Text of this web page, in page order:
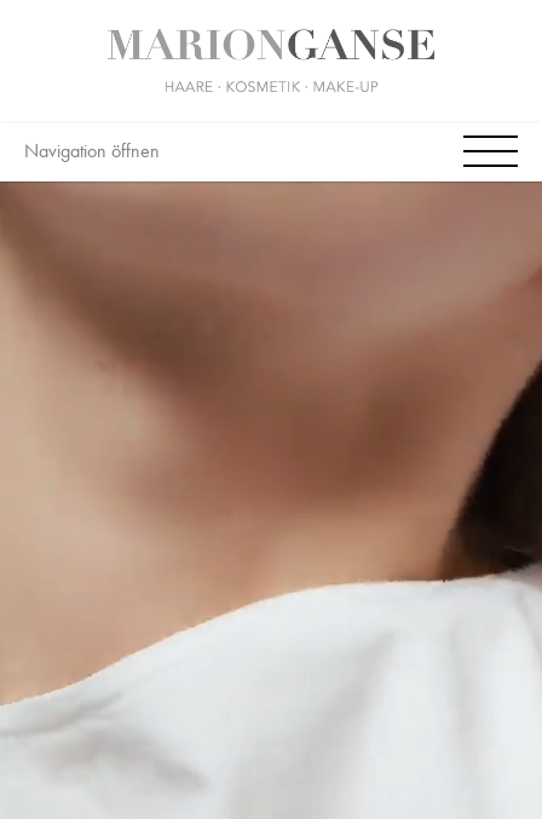
Navigation öffnen